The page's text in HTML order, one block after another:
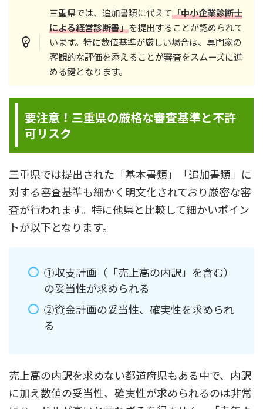
三重県では、追加書類に代えて「中小企業診断士
による経営診断書」を提出することが認められて
います。特に数値基準が厳しい場合は、専門家の
客観的な評価を添えることが審査をスムーズに進
める鍵となります。
要注意！三重県の厳格な審査基準と不許
可リスク
三重県では提出された「基本書類」「追加書類」に
対する審査基準も細かく明文化されており厳密な審
査が行われます。特に他県と比較して細かいポイン
トが以下となります。
①収支計画（「売上高の内訳」を含む）
の妥当性が求められる
②資金計画の妥当性、確実性を求められ
る
売上高の内訳を求めない都道府県もある中で、内訳
に加え数値の妥当性、確実性が求められるのは非常